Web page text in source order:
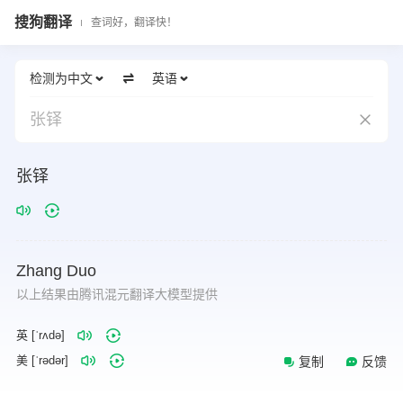
搜狗翻译 查词好，翻译快！
检测为中文 英语
张铎
张铎
Zhang Duo
以上结果由腾讯混元翻译大模型提供
英 [ˈrʌdə]
美 [ˈrədər]
复制 反馈